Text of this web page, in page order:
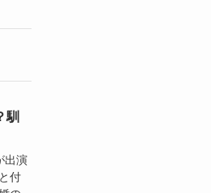
馴
出演
付